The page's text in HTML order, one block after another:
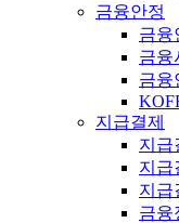
금융안정
금융
금융
금융
지급결제
지급
지급
지급
금융